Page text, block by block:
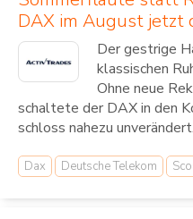
DAX im August jetzt
Der gestrige
klassischen
Ohne neue
schaltete der DAX in den
schloss nahezu
Dax Deutsche Telekom